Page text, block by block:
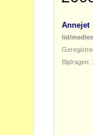
Annejet
lid/
Bijdragen: